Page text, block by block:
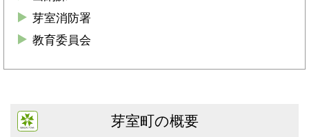
芽室消防署
教育委員会
芽室町の概要